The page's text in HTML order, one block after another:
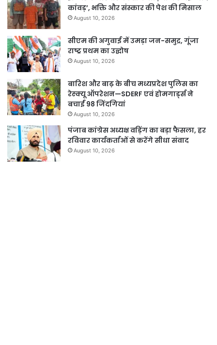
कांवड़’, भक्ति और संस्कार की पेश की मिसाल
August 10, 2026
सीएम की अगुवाई में उमड़ा जन-समुद्र, गूंजा
राष्ट्र प्रथम का उद्घोष
August 10, 2026
बारिश और बाढ़ के बीच मध्यप्रदेश पुलिस का
रेस्क्यू ऑपरेशन—SDERF एवं होमगार्ड्स ने
बचाईं 98 जिंदगियां
August 10, 2026
पंजाब कांग्रेस अध्यक्ष वड़िंग का बड़ा फैसला, हर
रविवार कार्यकर्ताओं से करेंगे सीधा संवाद
August 10, 2026